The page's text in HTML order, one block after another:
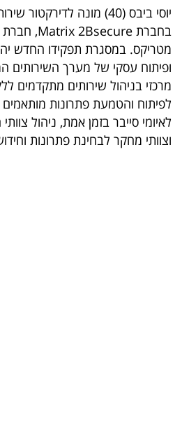
ספורט
קריירה
ולימודים
מינויים
רייטינג
יוסי ביבס (40) מונה לדירקטור שירותי
בחברת Matrix 2Bsecure
,
מטריקס. במסגרת תפקידו החדש
ופיתוח עסקי של מערך השירותים
מרכזי בניהול שירותים מתקדמים
לפיתוח והטמעת פתרונות
לאיומי סייבר בזמן אמת, ניהול
וצוותי מחקר לבחינת פתרונות